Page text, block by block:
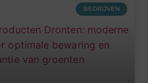
BEDRIJVEN